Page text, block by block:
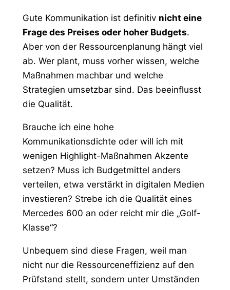
Gute Kommunikation ist definitiv nicht eine
Frage des Preises oder hoher Budgets.
Aber von der Ressourcenplanung hängt viel
ab. Wer plant, muss vorherwissen, welche
Maßnahmen machbar und welche
Strategien umsetzbar sind. Das beeinflusst
die Qualität.
Brauche ich eine hohe
Kommunikationsdichte oder will ich mit
wenigen Highlight-Maßnahmen Akzente
setzen? Muss ich Budgetmittel anders
verteilen, etwa verstärkt in digitalen Medien
investieren? Strebe ich die Qualität eines
Mercedes 600 an oder reicht mir die „Golf-
Klasse“?
Unbequem sind diese Fragen, weil man
nicht nur die Ressourceneffizienz auf den
Prüfstand stellt, sondern unter Umständen